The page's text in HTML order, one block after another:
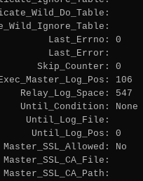
0
0
106
547
None
0
No